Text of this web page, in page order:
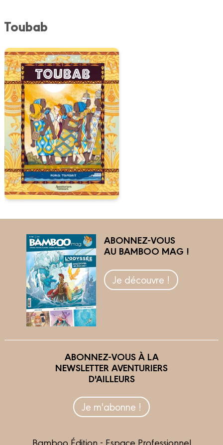
Toubab
ABONNEZ-VOUS
AU BAMBOO MAG !
Je découvre !
ABONNEZ-VOUS À LA
NEWSLETTER AVENTURIERS
D'AILLEURS
Je m'abonne !
Bamboo Édition - Espace Professionnel